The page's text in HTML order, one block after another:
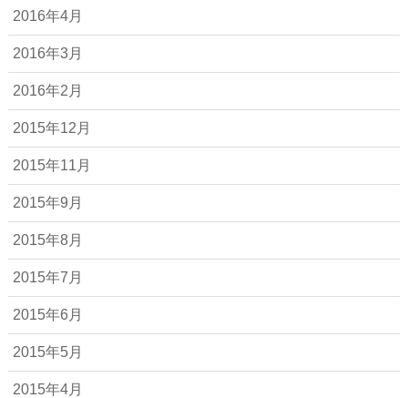
2016年4月
2016年3月
2016年2月
2015年12月
2015年11月
2015年9月
2015年8月
2015年7月
2015年6月
2015年5月
2015年4月